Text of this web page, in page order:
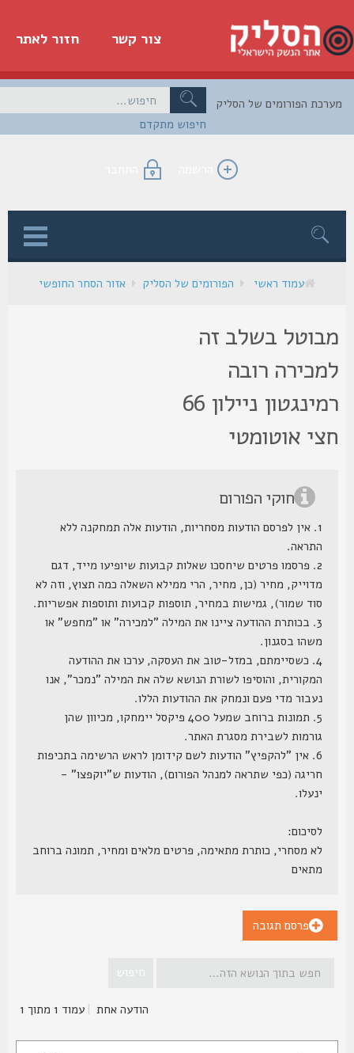
חזור לאתר צור קשר
חיפוש מתקדם
הפורומים של הסליק
הרשמה התחבר
עמוד ראשי הפורומים של הסליק אזור הסחר החופשי
בשלב זה
רובה
רמינגטון ניילון 66
אוטומטי
חוקי הפורום
1. אין לפרסם הודעות מסחריות, הודעות אלה תמחקנה ללא
התראה.
2. פרסמו פרטים שיחסכו שאלות קבועות שיופיעו מייד, דגם
מדוייק, מחיר (כן, מחיר, הרי ממילא השאלה כמה תצוץ, וזה לא
סוד שמור), גמישות במחיר, תוספות קבועות ותוספות אפשריות.
3. בכותרת ההודעה ציינו את המילה "למכירה" או "מחפש" או
משהו בסגנון.
4. כשסיימתם, במזל-טוב את העסקה, ערכו את ההודעה
המקורית, והוסיפו לשורת הנושא שלה את המילה "נמכר", אנו
נעבור מדי פעם ונמחק את ההודעות הללו.
5. תמונות ברוחב שמעל 400 פיקסל יימחקו, מכיוון שהן
גורמות לשבירת מסגרת האתר.
6. אין "להקפיץ" הודעות לשם קידומן לראש הרשימה בתכיפות
חריגה (כפי שתראה למנהל הפורום), הודעות ש"יוקפצו" -
ינעלו.
לסיכום:
לא מסחרי, כותרת מתאימה, פרטים מלאים ומחיר, תמונה ברוחב
מתאים
פרסם תגובה
הודעה אחת |עמוד1מתוך1